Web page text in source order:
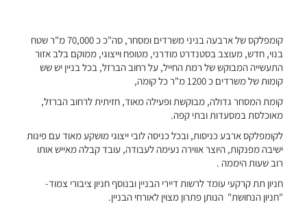
קומפלקס של ארבעה בניני משרדים ומסחר, סה"כ כ 70,000 מ"ר שטח
בנוי, חדש, מעוצב בסטנדרט מודרני, מטופח וייצוגי, ממוקם בלב אזור
התעשייה המבוקש של רמת החייל, על רחוב הברזל, בכל בניין יש שש
קומות של משרדים כ 1200 מ"ר כל קומה,
קומת המסחר גדולה, מבוקשת ופעילה מאוד, חזיתית לרחוב הברזל,
מאוכלסת במסעדות ובתי קפה.
לקומפלקס ארבע כניסות, ובכל כניסה לובי ייצוגי מושקע מאוד עם פינות
ישיבה מפנקות, היוצר אווירה נעימה לעבודה, עובד קבלה מאייש אותו
רוב שעות היממה .
חניון תת קרקעי עומד לרשות דיירי הבניין ובנוסף חניון ציבורי צמוד-
"חניון הנחושת" הנותן פתרון מצוין לאורחי הבניין.